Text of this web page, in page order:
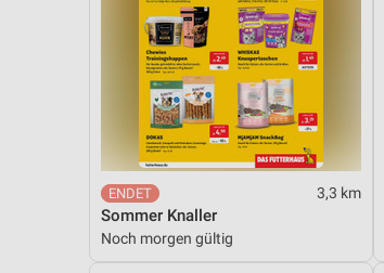
3,3 km
Sommer Knaller
Noch morgen gültig